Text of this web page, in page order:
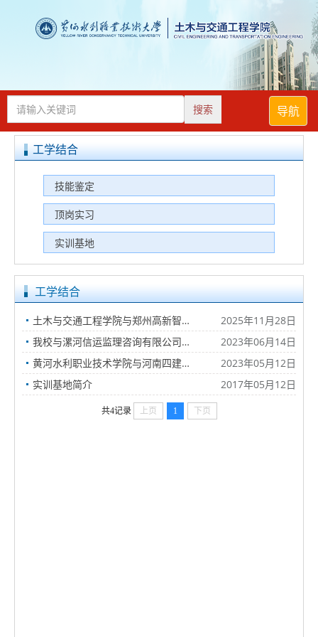
导航
搜索
工学结合
技能鉴定
顶岗实习
实训基地
工学结合
2025年11月28日
土木与交通工程学院与郑州高新智慧运营集团举行创新创业实践教学基地挂牌仪式暨工作交流会
2023年06月14日
我校与漯河信运监理咨询有限公司举行实践教学基地挂牌仪式
2023年05月12日
黄河水利职业技术学院与河南四建集团股份有限公司举行实践教学基地挂牌仪式
2017年05月12日
实训基地简介
共4记录 上页 1 下页